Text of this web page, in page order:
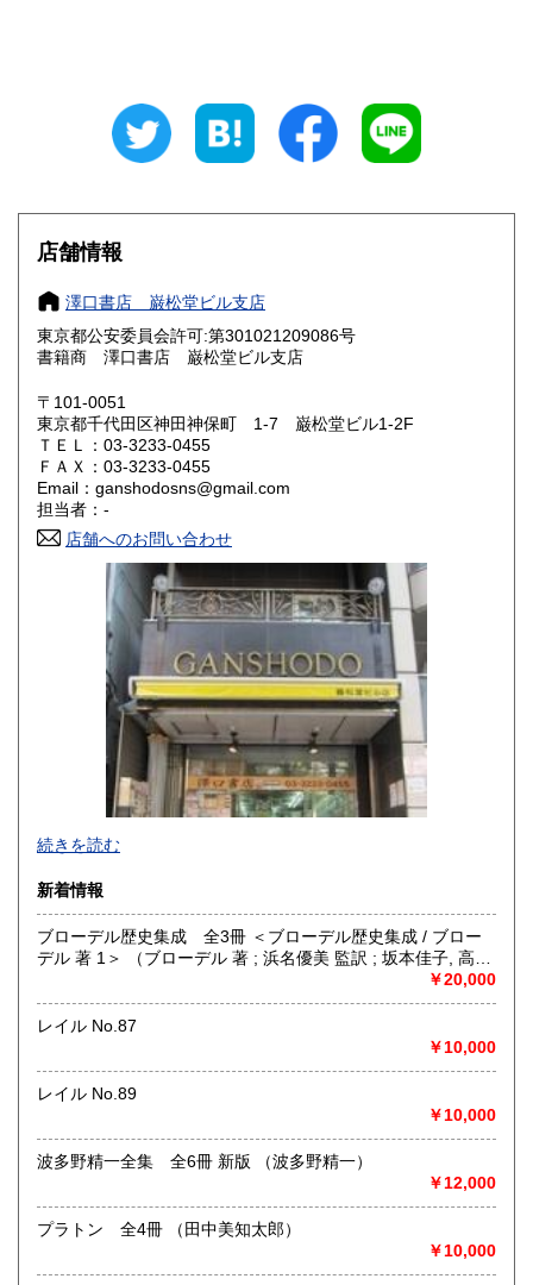
600円 三重県
大阪府
奈良県 600円
鳥取県 600円 島根県
岡山県
山口県 600円
香川県 600円
高知県 600円
600円 長崎県
600円 大分県
600円 鹿児島県
600円
店舗情報
澤口書店 巌松堂ビル支店
東京都公安委員会許可:第301021209086号
書籍商 澤口書店 巌松堂ビル支店
〒101-0051
東京都千代田区神田神保町 1-7 巌松堂ビル1-2F
ＴＥＬ：03-3233-0455
ＦＡＸ：03-3233-0455
Email：ganshodosns@gmail.com
担当者：-
店舗へのお問い合わせ
最寄駅：神保町駅
営業時間：11:00〜18:00
定休日：年中無休 ※年末年始(12/31～1/2)は除く
日本全国無料出張買取りお引き受けいたします。
まずは、フリーダイヤル 0120-68-2332 までご連絡下さ
い。
総記、哲学宗教、歴史、社会科学、自然科学、美術工芸、国
語国文、外国文学、古典籍、近代文献、趣味、外国書、サブ
続きを読む
新着情報
ブローデル歴史集成 全3冊 ＜ブローデル歴史集成 / ブロー
デル 著 1＞ （ブローデル 著 ; 浜名優美 監訳 ; 坂本佳子, 高塚
￥20,000
レイル No.87
￥10,000
レイル No.89
￥10,000
波多野精一全集 全6冊 新版 （波多野精一）
￥12,000
プラトン 全4冊 （田中美知太郎）
￥10,000